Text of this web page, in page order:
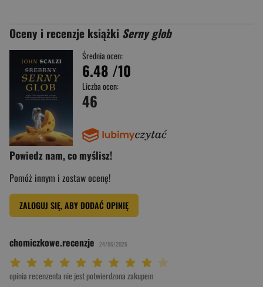
Oceny i recenzje książki Serny glob
Średnia ocen:
6.48 /10
Liczba ocen:
46
Powiedz nam, co myślisz!
Pomóż innym i zostaw ocenę!
ZALOGUJ SIĘ, ABY DODAĆ OPINIĘ
chomiczkowe.recenzje 24/06/2026
Twoja ocena: Arcydzieło 10/10"
Twoja ocena: Wybitna 9/10"
Twoja ocena: Rewelacyjna 8/10"
Twoja ocena: Bardzo dobra 7/10"
Twoja ocena: Dobra 6/10"
Twoja ocena: Przeciętna 5/10"
Twoja ocena: Może być 4/10"
Twoja ocena: Słaba 3/10"
Twoja ocena: Bardzo słaba 2/10"
Twoja ocena: Beznadziejna 1/10"
opinia recenzenta nie jest potwierdzona zakupem